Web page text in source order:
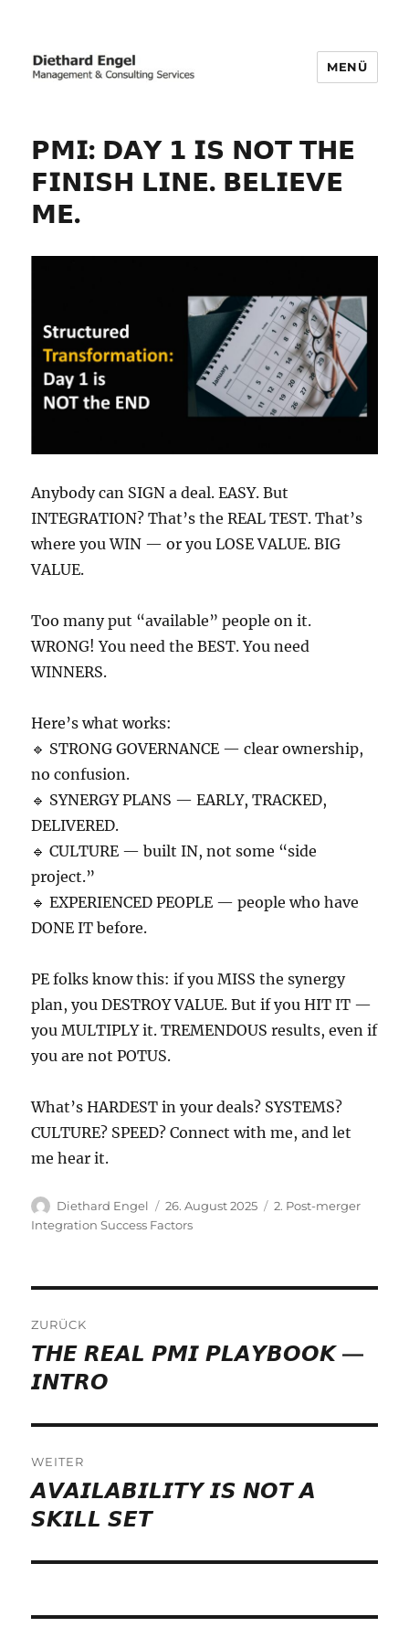
merger Integration | Carve-out
MENÜ
𝗣𝗠𝗜: 𝗗𝗔𝗬 𝟭 𝗜𝗦 𝗡𝗢𝗧 𝗧𝗛𝗘
𝗙𝗜𝗡𝗜𝗦𝗛 𝗟𝗜𝗡𝗘. 𝗕𝗘𝗟𝗜𝗘𝗩𝗘
𝗠𝗘.
Anybody can SIGN a deal. EASY. But
INTEGRATION? That’s the REAL TEST. That’s
where you WIN — or you LOSE VALUE. BIG
VALUE.
Too many put “available” people on it.
WRONG! You need the BEST. You need
WINNERS.
Here’s what works:
🔹 STRONG GOVERNANCE — clear ownership,
no confusion.
🔹 SYNERGY PLANS — EARLY, TRACKED,
DELIVERED.
🔹 CULTURE — built IN, not some “side
project.”
🔹 EXPERIENCED PEOPLE — people who have
DONE IT before.
PE folks know this: if you MISS the synergy
plan, you DESTROY VALUE. But if you HIT IT —
you MULTIPLY it. TREMENDOUS results, even if
you are not POTUS.
What’s HARDEST in your deals? SYSTEMS?
CULTURE? SPEED? Connect with me, and let
me hear it.
Autor
Diethard Engel
Veröffentlicht
am
26. August 2025 Kategorien
2. Post-merger
Integration Success Factors
ZURÜCK
Vorheriger
Beitrag:
𝙏𝙃𝙀 𝙍𝙀𝘼𝙇 𝙋𝙈𝙄 𝙋𝙇𝘼𝙔𝘽𝙊𝙊𝙆 —
𝙄𝙉𝙏𝙍𝙊
WEITER
Nächster
Beitrag:
𝘼𝙑𝘼𝙄𝙇𝘼𝘽𝙄𝙇𝙄𝙏𝙔 𝙄𝙎 𝙉𝙊𝙏 𝘼
𝙎𝙆𝙄𝙇𝙇 𝙎𝙀𝙏